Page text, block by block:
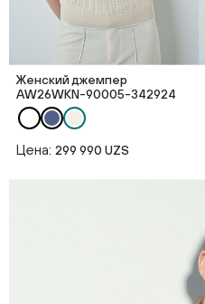
Женский джемпер
AW26WKN-90005-342924
Цена: 299 990 UZS